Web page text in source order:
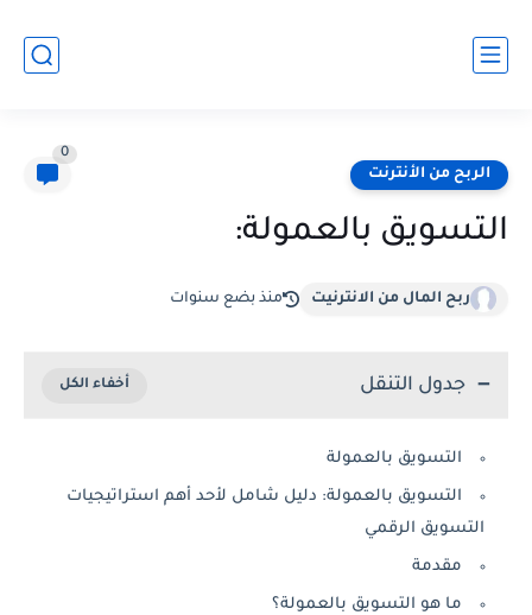
الربح من الأنترنت
0
التسويق بالعمولة:
ربح المال من الانترنيت منذ بضع سنوات
جدول التنقل
التسويق بالعمولة
التسويق بالعمولة: دليل شامل لأحد أهم استراتيجيات
التسويق الرقمي
مقدمة
ما هو التسويق بالعمولة؟